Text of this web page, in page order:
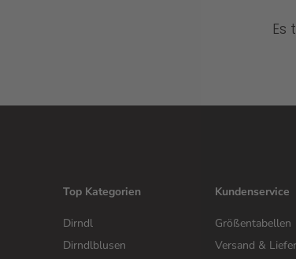
Es
Top Kategorien
Dirndl
Dirndlblusen
Kundenservice
Größentabellen
Versand &